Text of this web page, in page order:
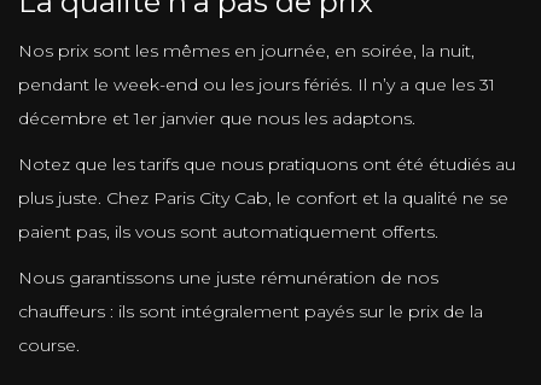
Nos prix sont les mêmes en journée, en soirée, la nuit,
pendant le week-end ou les jours fériés. Il n’y a que les 31
décembre et 1er janvier que nous les adaptons.
Notez que les tarifs que nous pratiquons ont été étudiés au
plus juste. Chez Paris City Cab, le confort et la qualité ne se
paient pas, ils vous sont automatiquement offerts.
Nous garantissons une juste rémunération de nos
chauffeurs : ils sont intégralement payés sur le prix de la
course.